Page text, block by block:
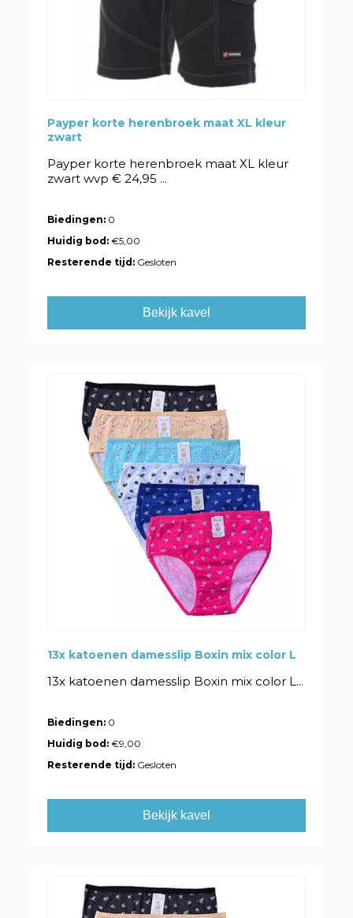
Payper korte herenbroek maat XL kleur
zwart
Payper korte herenbroek maat XL kleur
zwart wvp € 24,95 ...
Biedingen: 0
Huidig bod:€5,00
Resterende tijd: Gesloten
Bekijk kavel
13x katoenen damesslip Boxin mix color L
13x katoenen damesslip Boxin mix color L...
Biedingen: 0
Huidig bod:€9,00
Resterende tijd: Gesloten
Bekijk kavel